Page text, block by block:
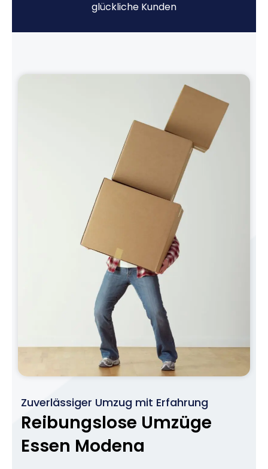
glückliche Kunden
Zuverlässiger Umzug mit Erfahrung
Reibungslose Umzüge
Essen Modena